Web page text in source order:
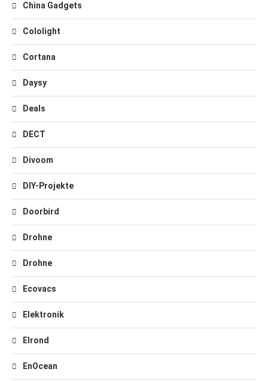
China Gadgets
Cololight
Cortana
Daysy
Deals
DECT
Divoom
DIY-Projekte
Doorbird
Drohne
Drohne
Ecovacs
Elektronik
Elrond
EnOcean